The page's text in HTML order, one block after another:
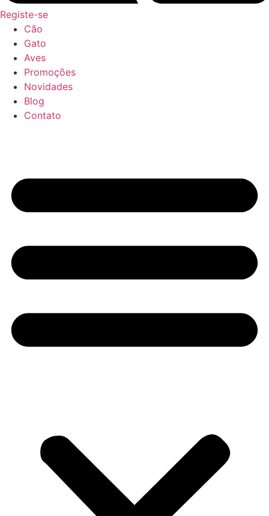
Registe-se
Cão
Gato
Aves
Promoções
Novidades
Blog
Contato